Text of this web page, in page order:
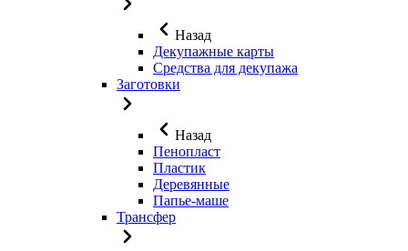
Назад
Декупажные карты
Средства для декупажа
Заготовки
Назад
Пенопласт
Пластик
Деревянные
Папье-маше
Трансфер